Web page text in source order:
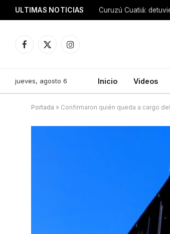
ULTIMAS NOTICIAS
Facebook
X
Instagram
jueves, agosto 6 Inicio Videos
Portada » Confirmaron quién queda a cargo